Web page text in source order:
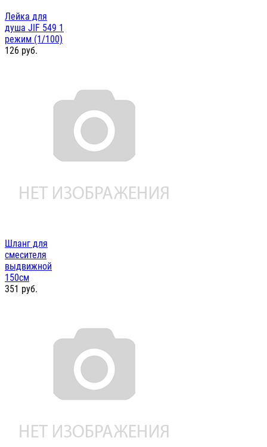
Лейка для
душа JIF 549 1
режим (1/100)
126 руб.
Шланг для
смесителя
выдвижной
150см
351 руб.